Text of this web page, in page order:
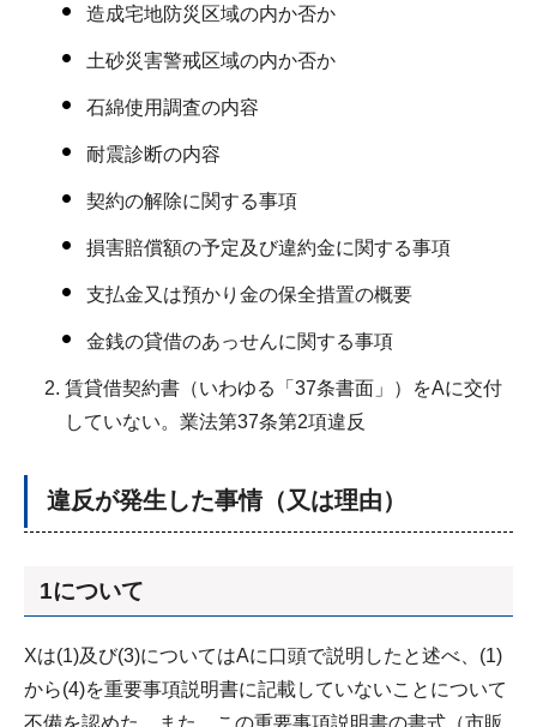
造成宅地防災区域の内か否か
土砂災害警戒区域の内か否か
石綿使用調査の内容
耐震診断の内容
契約の解除に関する事項
損害賠償額の予定及び違約金に関する事項
支払金又は預かり金の保全措置の概要
金銭の貸借のあっせんに関する事項
賃貸借契約書（いわゆる「37条書面」）をAに交付
していない。業法第37条第2項違反
違反が発生した事情（又は理由）
1について
Xは(1)及び(3)についてはAに口頭で説明したと述べ、(1)
から(4)を重要事項説明書に記載していないことについて
不備を認めた。また、この重要事項説明書の書式（市販